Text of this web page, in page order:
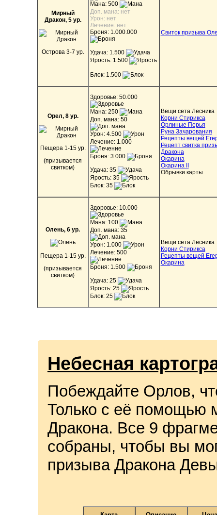
Мирный
Дракон, 5 ур.
Острова 3-7 ур.
Мана: 500
Доп. мана: нет
Урон: нет
Лечение: нет
Броня: 1.000.000
Удача: 1.500
Ярость: 1.500
Блок: 1.500
Свиток призыва
Орел, 8 ур.
Пещера 1-15 ур.
(призывается
свитком)
Здоровье: 50.000
Мана: 250
Доп. мана: 50
Урон: 4.500
Лечение: 1.000
Броня: 3.000
Удача: 35
Ярость: 35
Блок: 35
Вещи сета Лесника
Корни Стирикса
Орлиные Перья
Руна Зачарования
Рецепты вещей
Рецепт свитка
Дракона
Окарина
Окарина II
Обрывки карты
Олень, 6 ур.
Пещера 1-15 ур.
(призывается
свитком)
Здоровье: 10.000
Мана: 100
Доп. мана: 35
Урон: 1.000
Лечение: 500
Броня: 1.500
Удача: 25
Ярость: 25
Блок: 25
Вещи сета Лесника
Корни Стирикса
Рецепты вещей
Окарина
Небесная
Побеждайте Орлов,
Только с её помощью
Дракона. Все 9
собраны, чтобы вы
призыва Дракона